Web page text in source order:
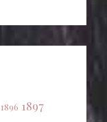
1896 1897